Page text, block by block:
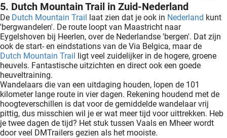
5. Dutch Mountain Trail in Zuid-Nederland
De Dutch Mountain Trail laat zien dat je ook in Nederland kunt
'bergwandelen'. De route loopt van Maastricht naar
Eygelshoven bij Heerlen, over de Nederlandse 'bergen'. Dat zijn
ook de start- en eindstations van de Via Belgica, maar de
Dutch Mountain Trail ligt veel zuidelijker in de hogere, groene
heuvels. Fantastische uitzichten en direct ook een goede
heuveltraining.
Wandelaars die van een uitdaging houden, lopen de 101
kilometer lange route in vier dagen. Rekening houdend met de
hoogteverschillen is dat voor de gemiddelde wandelaar vrij
pittig, dus misschien wil je er wat meer tijd voor uittrekken. Heb
je twee dagen de tijd? Het stuk tussen Vaals en Mheer wordt
door veel DMTrailers gezien als het mooiste.